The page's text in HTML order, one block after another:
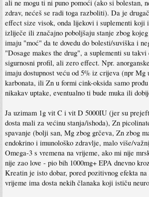
ali ne mogu ti ni puno pomoći (ako si bolestan,
zdrav, nećeš se radi toga razboliti). Da je
effect size visok, onda lijekovi i suplementi koji
izliječe ili značajno poboljšaju stanje zbog
imaju "moć" da te dovedu do bolesti/suviška i
"Dosage makes the drug", a suplementi su
sigurnosni profil, ali zero effect. Npr.
imaju dostupnost veću od 5% iz crijeva (npr Mg
karbonata, ili Zn u formi cink-oksida samo
nikakav uptake, eventualno ti bude muka ili
Ja uzimam 1g vit C i vit D 5000IU (jer su
dosta mali za većinu stanja/ishoda), Zn
spavanje (bolji san, Mg zbog grčeva, Zn zbog
endokrino i imunološko zdravlje, malo više/
Omega-3 s vremena na vrijeme, ako mi nije
nije zao love - pio bih 1000mg+ EPA dnevno
Kreatin je isto dobar, pored pozitivnog efekta na
vrijeme ima dosta nekih članaka koji ističu